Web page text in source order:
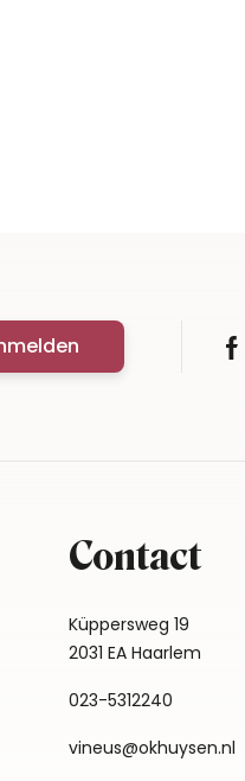
Contact
Küppersweg 19
2031 EA Haarlem
023-5312240
vineus@okhuysen.nl